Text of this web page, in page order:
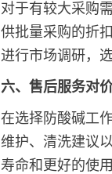
对于有较大采购
供批量采购的折
进行市场调研，
六、售后服务对
在选择防酸碱工
维护、清洗建议
寿命和更好的使